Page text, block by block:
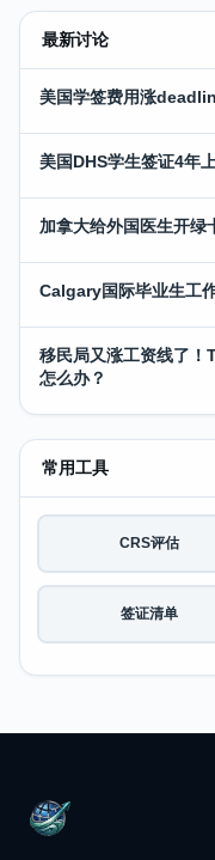
最新讨论
美国学签费用涨
美国DHS学生签证4年
加拿大给外国医生开绿
Calgary国际毕业生工
移民局又涨工资线了！
怎么办？
常用工具
CRS评估
签证清单